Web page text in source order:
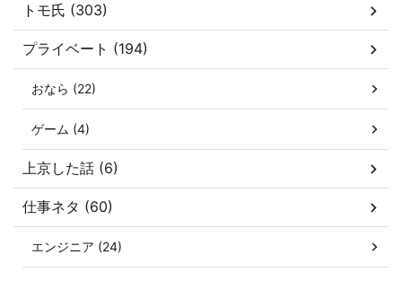
トモ氏 (303)
プライベート (194)
おなら (22)
ゲーム (4)
上京した話 (6)
仕事ネタ (60)
エンジニア (24)